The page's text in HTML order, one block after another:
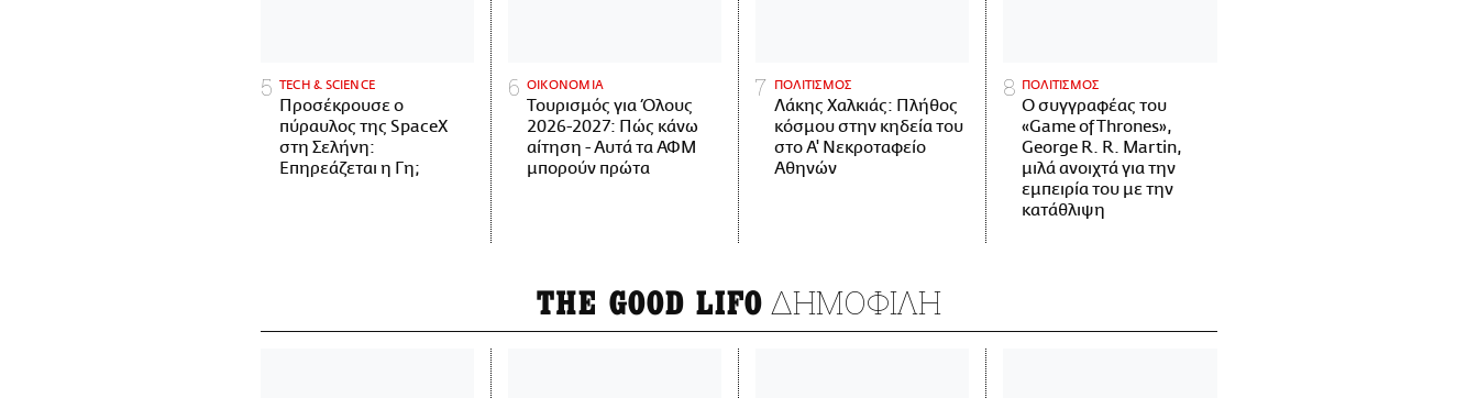
ΤECH & SCIENCE
Προσέκρουσε ο
πύραυλος της SpaceX
στη Σελήνη:
Επηρεάζεται η Γη;
ΟΙΚΟΝΟΜΙΑ
Τουρισμός για Όλους
2026-2027: Πώς κάνω
αίτηση - Αυτά τα ΑΦΜ
μπορούν πρώτα
ΠΟΛΙΤΙΣΜΟΣ
Λάκης Χαλκιάς: Πλήθος
κόσμου στην κηδεία του
στο Α' Νεκροταφείο
Αθηνών
ΠΟΛΙΤΙΣΜΟΣ
Ο συγγραφέας του
«Game of Thrones»,
George R. R. Martin,
μιλά ανοιχτά για την
εμπειρία του με την
κατάθλιψη
THE GOOD LIFO ΔΗΜΟΦΙΛΗ